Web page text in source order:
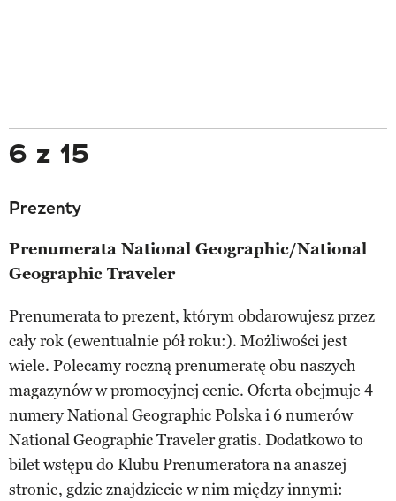
6 z 15
Prezenty
Prenumerata National Geographic/National
Geographic Traveler
Prenumerata to prezent, którym obdarowujesz przez
cały rok (ewentualnie pół roku:). Możliwości jest
wiele. Polecamy roczną prenumeratę obu naszych
magazynów w promocyjnej cenie. Oferta obejmuje 4
numery National Geographic Polska i 6 numerów
National Geographic Traveler gratis. Dodatkowo to
bilet wstępu do Klubu Prenumeratora na anaszej
stronie, gdzie znajdziecie w nim między innymi: